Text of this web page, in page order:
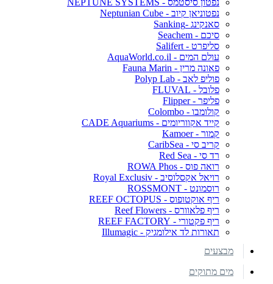
נפטוניאן קיוב - Neptunian Cube
סאנקינג -Sanking
סיכם - Seachem
סליפרט - Salifert
עולם המים - AquaWorld.co.il
פאונה מרין - Fauna Marin
פוליפ לאב - Polyp Lab
פלובל - FLUVAL
פליפר - Flipper
קולומבו - Colombo
קייד אקווריומים - CADE Aquariums
קמור - Kamoer
קריב סי - CaribSea
רד סי - Red Sea
רואה פוס - ROWA Phos
רויאל אקסלוסיב - Royal Exclusiv
רוסמונט - ROSSMONT
ריף אוקטופוס - REEF OCTOPUS
ריף פלאוורס - Reef Flowers
ריף פקטורי - REEF FACTORY
תאורות לד אילומגיק - Illumagic
מבצעים
מים מתוקים